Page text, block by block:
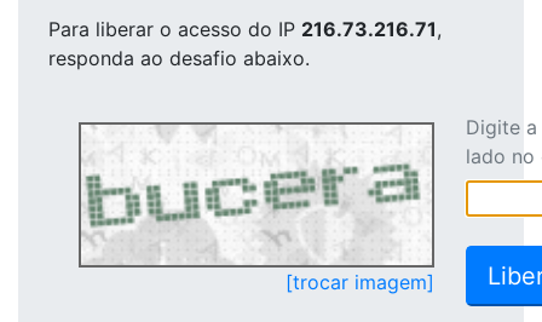
Para liberar o acesso do IP 216.73.216.71,
responda ao desafio abaixo.
[trocar imagem]
Digite
lado no